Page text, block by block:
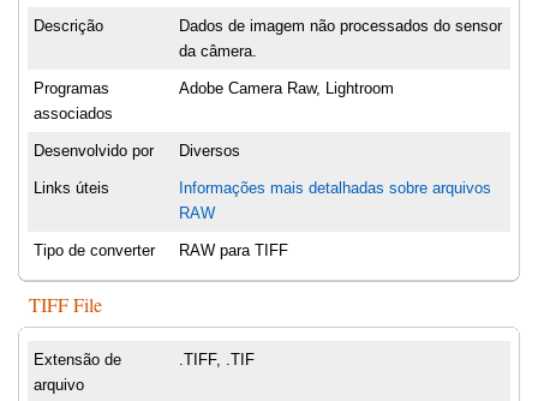
Descrição
Dados de imagem não processados do sensor
da câmera.
Programas
associados
Adobe Camera Raw, Lightroom
Desenvolvido por Diversos
Links úteis
Informações mais detalhadas sobre arquivos
RAW
Tipo de converter RAW para TIFF
TIFF File
Extensão de
arquivo
.TIFF, .TIF